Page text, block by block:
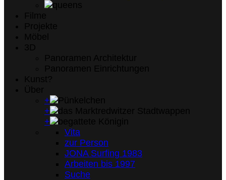
+
+
+
Vita
zur Person
JONA Surfing 1983
Arbeiten bis 1997
Suche